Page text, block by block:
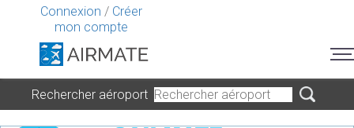
Connexion / Créer
mon compte
Rechercher aéroport